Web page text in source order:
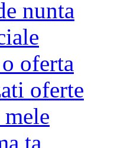
nunta
oferta
oferte
ta